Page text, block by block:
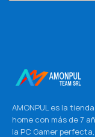
AMONPUL es la
home con más de 7
la PC Gamer